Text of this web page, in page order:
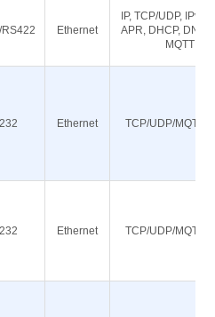
Ethernet
IP, TCP/UDP, IPv4,
APR, DHCP, DNS,
MQTT
Ethernet TCP/UDP/MQTT/
Ethernet TCP/UDP/MQTT/